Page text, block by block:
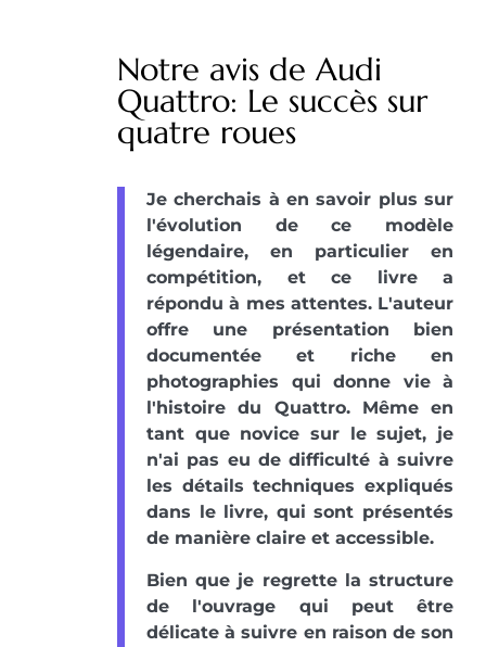
Notre avis de Audi
Quattro: Le succès sur
quatre roues
Je cherchais à en savoir plus sur
l'évolution de ce modèle
légendaire, en particulier en
compétition, et ce livre a
répondu à mes attentes. L'auteur
offre une présentation bien
documentée et riche en
photographies qui donne vie à
l'histoire du Quattro. Même en
tant que novice sur le sujet, je
n'ai pas eu de difficulté à suivre
les détails techniques expliqués
dans le livre, qui sont présentés
de manière claire et accessible.
Bien que je regrette la structure
de l'ouvrage qui peut être
délicate à suivre en raison de son